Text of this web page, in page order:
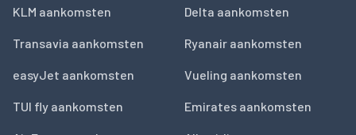
KLM aankomsten
Transavia aankomsten
easyJet aankomsten
TUI fly aankomsten
Delta aankomsten
Ryanair aankomsten
Vueling aankomsten
Emirates aankomsten